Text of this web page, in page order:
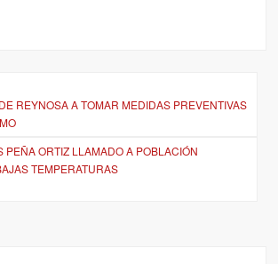
REYNOSA A TOMAR MEDIDAS PREVENTIVAS
PEÑA ORTIZ LLAMADO A POBLACIÓN
TEMPERATURAS